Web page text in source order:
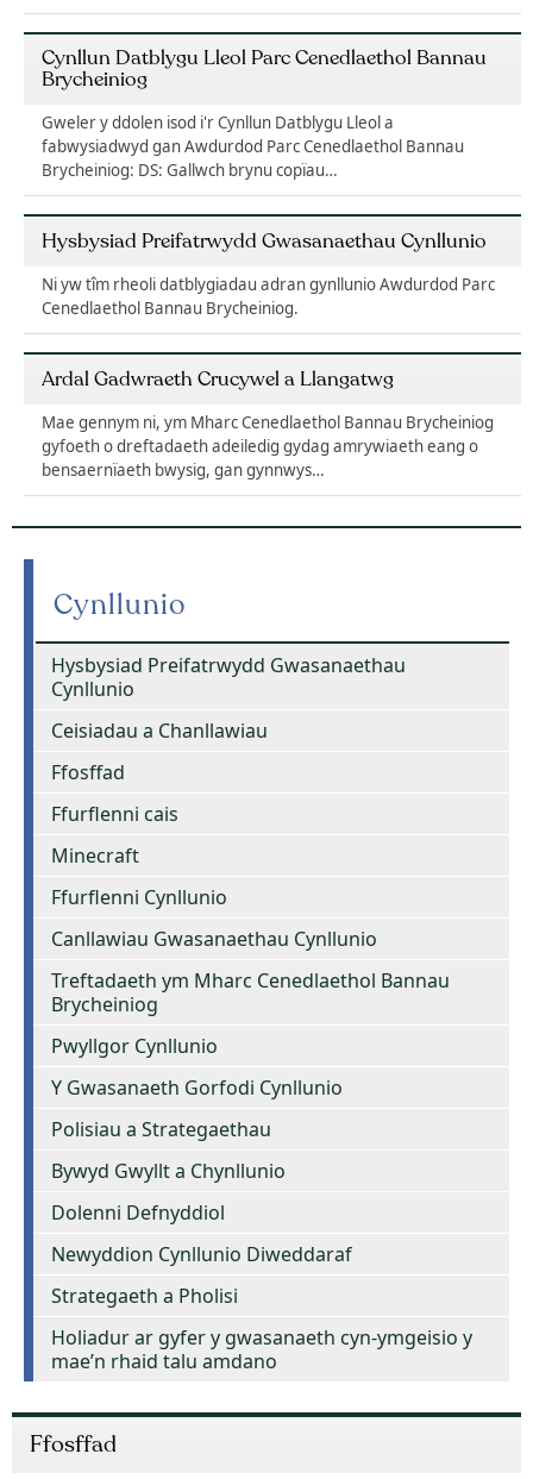
Cynllun Datblygu Lleol Parc Cenedlaethol Bannau
Brycheiniog
Gweler y ddolen isod i'r Cynllun Datblygu Lleol a
fabwysiadwyd gan Awdurdod Parc Cenedlaethol Bannau
Brycheiniog: DS: Gallwch brynu copïau…
Hysbysiad Preifatrwydd Gwasanaethau Cynllunio
Ni yw tîm rheoli datblygiadau adran gynllunio Awdurdod Parc
Cenedlaethol Bannau Brycheiniog.
Ardal Gadwraeth Crucywel a Llangatwg
Mae gennym ni, ym Mharc Cenedlaethol Bannau Brycheiniog
gyfoeth o dreftadaeth adeiledig gydag amrywiaeth eang o
bensaernïaeth bwysig, gan gynnwys…
Cynllunio
Hysbysiad Preifatrwydd Gwasanaethau
Cynllunio
Ceisiadau a Chanllawiau
Ffosffad
Ffurflenni cais
Minecraft
Ffurflenni Cynllunio
Canllawiau Gwasanaethau Cynllunio
Treftadaeth ym Mharc Cenedlaethol Bannau
Brycheiniog
Pwyllgor Cynllunio
Y Gwasanaeth Gorfodi Cynllunio
Polisiau a Strategaethau
Bywyd Gwyllt a Chynllunio
Dolenni Defnyddiol
Newyddion Cynllunio Diweddaraf
Strategaeth a Pholisi
Holiadur ar gyfer y gwasanaeth cyn-ymgeisio y
mae’n rhaid talu amdano
Ffosffad